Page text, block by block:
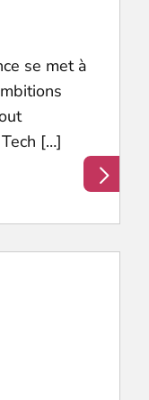
se met à
[…]